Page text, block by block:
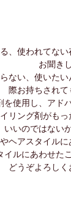
、使われてな
お聞き
ない、使いた
際お持ちされて
使用し、アド
リング剤がも
いいのではない
ヘアスタイル
イルにあわせた
どうぞよろしく